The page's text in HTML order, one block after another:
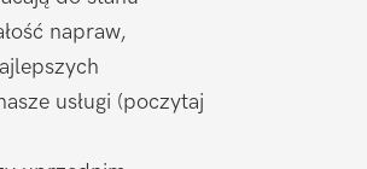
napraw,
usługi (poczytaj